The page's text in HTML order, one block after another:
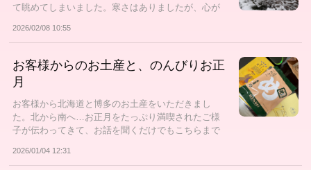
て眺めてしまいました。寒さはありましたが、心が
2026/02/08 10:55
お客様からのお土産と、のんびりお正
月
お客様から北海道と博多のお土産をいただきまし
た。北から南へ…お正月をたっぷり満喫されたご様
子が伝わってきて、お話を聞くだけでもこちらまで
2026/01/04 12:31